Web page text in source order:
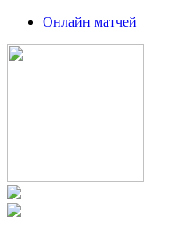
Онлайн матчей